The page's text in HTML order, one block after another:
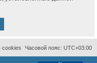
Часовой пояс: UTC+03:00
cookies